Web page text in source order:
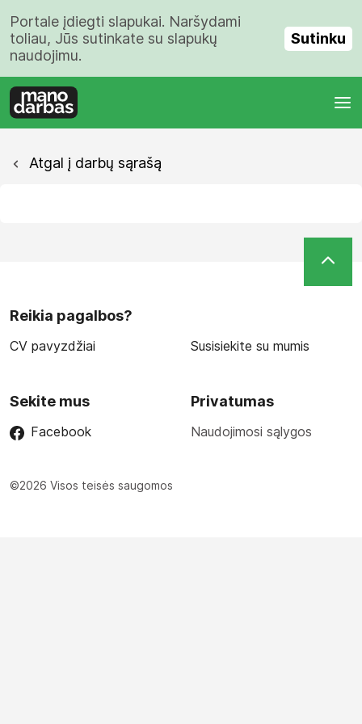
Portale įdiegti slapukai. Naršydami
toliau, Jūs sutinkate su slapukų
naudojimu.
Sutinku
Atgal į darbų sąrašą
Reikia pagalbos?
CV pavyzdžiai Susisiekite su mumis
Sekite mus
Facebook
Privatumas
Naudojimosi sąlygos
©2026 Visos teisės saugomos